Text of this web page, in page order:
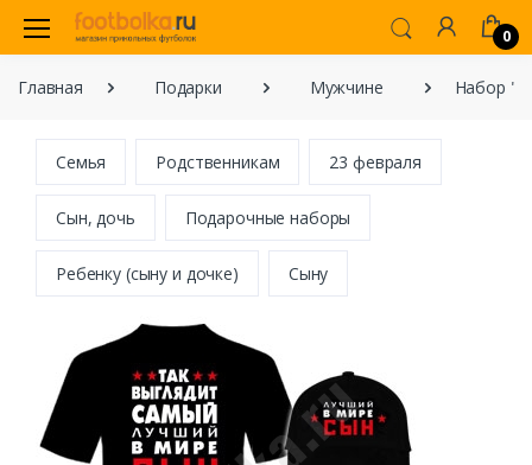
0
Главная Подарки Мужчине Набор
Семья Родственникам 23 февраля
Сын, дочь Подарочные наборы
Ребенку (сыну и дочке) Сыну